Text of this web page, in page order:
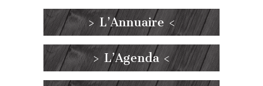
> L’Annuaire <
> L’Agenda <